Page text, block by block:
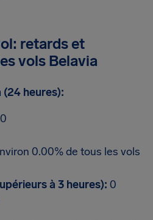
retards et
vols Belavia
heures):
0
0.00% de tous les vols
à 3 heures): 0